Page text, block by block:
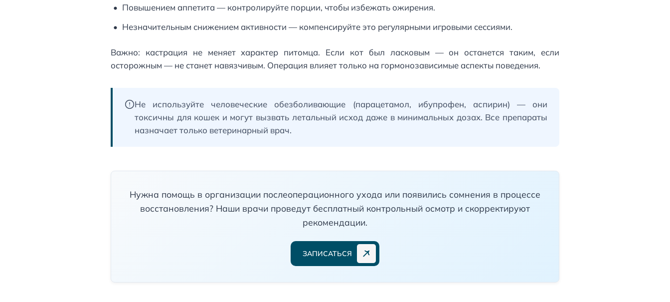
Повышением аппетита — контролируйте порции, чтобы избежать ожирения.
Незначительным снижением активности — компенсируйте это регулярными игровыми сессиями.
Важно: кастрация не меняет характер питомца. Если кот был ласковым — он останется таким, если
осторожным — не станет навязчивым. Операция влияет только на гормонозависимые аспекты поведения.
Не используйте человеческие обезболивающие (парацетамол, ибупрофен, аспирин) — они
токсичны для кошек и могут вызвать летальный исход даже в минимальных дозах. Все препараты
назначает только ветеринарный врач.
Нужна помощь в организации послеоперационного ухода или появились сомнения в процессе
восстановления? Наши врачи проведут бесплатный контрольный осмотр и скорректируют
рекомендации.
ЗАПИСАТЬСЯ